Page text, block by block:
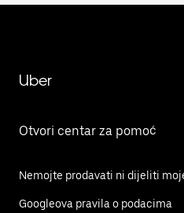
Uber
Otvori centar za pomoć
Nemojte prodavati ni dijeliti
Googleova pravila o podacima